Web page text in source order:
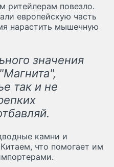
ритейлерам повезло.
европейскую часть
нарастить мышечную
значения
так и не
камни и
что помогает им